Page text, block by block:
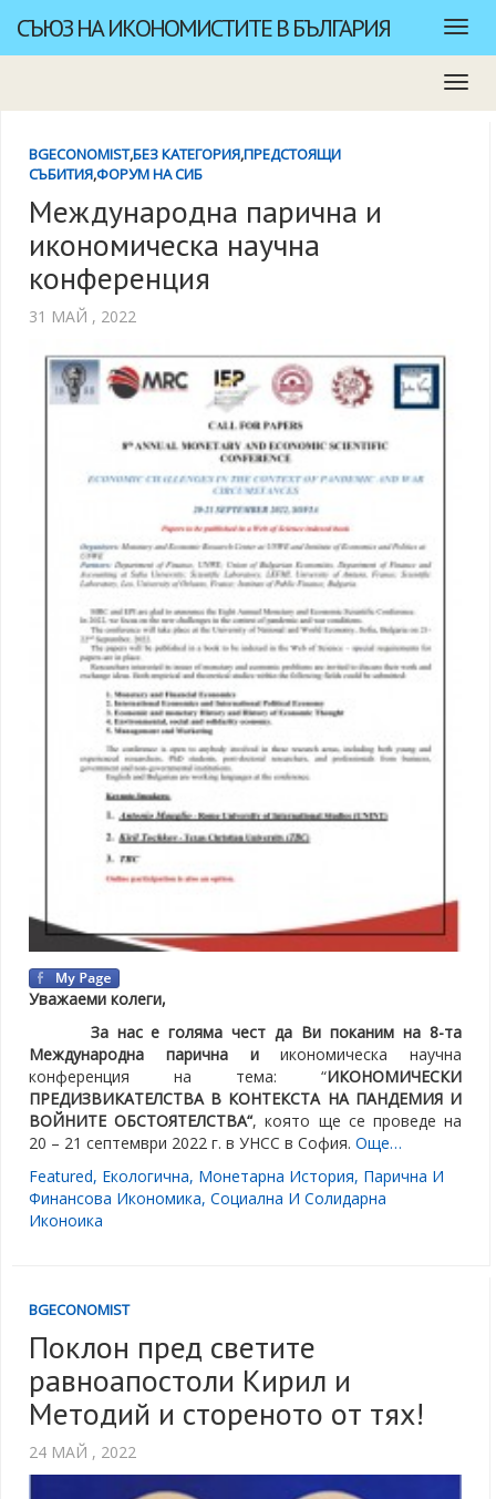
СЪЮЗ НА ИКОНОМИСТИТЕ В БЪЛГАРИЯ
BGECONOMIST,БЕЗ КАТЕГОРИЯ,ПРЕДСТОЯЩИ
СЪБИТИЯ,ФОРУМ НА СИБ
Международна парична и
икономическа научна
конференция
31 МАЙ , 2022
Уважаеми колеги,
За нас е голяма чест да Ви поканим на 8-та
Международна парична иикономическа научна
конференция на тема: “ИКОНОМИЧЕСКИ
ПРЕДИЗВИКАТЕЛСТВА В КОНТЕКСТА НА ПАНДЕМИЯ И
ВОЙНИТЕ ОБСТОЯТЕЛСТВА“, която ще се проведе на
20 – 21 септември 2022 г. в УНСС в София. Още…
Featured, Екологична, Монетарна История, Парична И
Финансова Икономика, Социална И Солидарна
Иконоика
BGECONOMIST
Поклон пред светите
равноапостоли Кирил и
Методий и стореното от тях!
24 МАЙ , 2022